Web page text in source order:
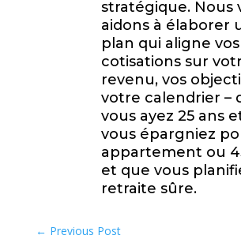
stratégique. Nous
aidons à élaborer
plan qui aligne vos
cotisations sur
revenu, vos
votre calendrier –
vous ayez 25 ans
vous épargniez
appartement ou
et que vous
retraite sûre.
← Previous Post